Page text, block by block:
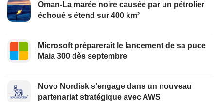
Oman-La marée noire causée par un pétrolier
échoué s'étend sur 400 km²
Microsoft préparerait le lancement de sa puce
Maia 300 dès septembre
Novo Nordisk s'engage dans un nouveau
partenariat stratégique avec AWS